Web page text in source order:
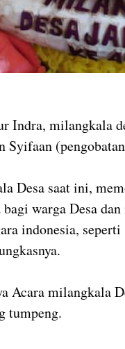
Indra, milangkala
Syifaan
Desa saat ini,
bagi warga Desa
indonesia,
Acara milangkala
tumpeng.